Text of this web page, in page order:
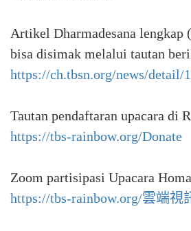
Artikel Dharmadesana lengkap
bisa disimak melalui tautan
https://ch.tbsn.org/news/detail/
Tautan pendaftaran upacara di
https://tbs-rainbow.org/Donate
Zoom partisipasi Upacara
https://tbs-rainbow.org/雲端視